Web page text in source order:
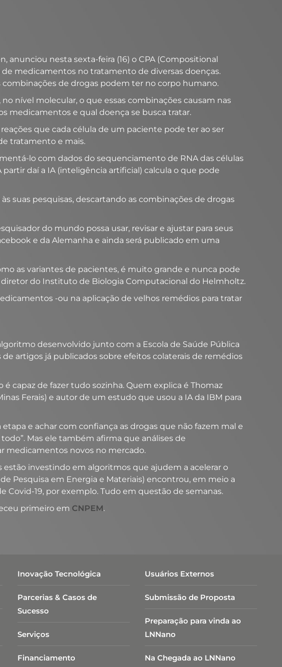
nesta sexta-feira (16) o CPA (Compositional
medicamentos no tratamento de diversas doenças.
combinações de drogas podem ter no corpo humano.
nível molecular, o que essas combinações causam nas
medicamentos e qual doença se busca tratar.
que cada célula de um paciente pode ter ao ser
tratamento e mais.
lo com dados do sequenciamento de RNA das células
daí a IA (inteligência artificial) calcula o que pode
suas pesquisas, descartando as combinações de drogas
do mundo possa usar, revisar e ajustar para seus
e da Alemanha e ainda será publicado em uma
as variantes de pacientes, é muito grande e nunca pode
do Instituto de Biologia Computacional do Helmholtz.
-ou na aplicação de velhos remédios para tratar
desenvolvido junto com a Escola de Saúde Pública
artigos já publicados sobre efeitos colaterais de remédios
capaz de fazer tudo sozinha. Quem explica é Thomaz
Ferais) e autor de um estudo que usou a IA da IBM para
e achar com confiança as drogas que não fazem mal e
Mas ele também afirma que análises de
medicamentos novos no mercado.
investindo em algoritmos que ajudem a acelerar o
Pesquisa em Energia e Materiais) encontrou, em meio a
19, por exemplo. Tudo em questão de semanas.
primeiro em CNPEM.
Inovação Tecnológica
Parcerias & Casos de
Sucesso
Serviços
Financiamento
Usuários Externos
Submissão de Proposta
Preparação para vinda ao
LNNano
Na Chegada ao LNNano